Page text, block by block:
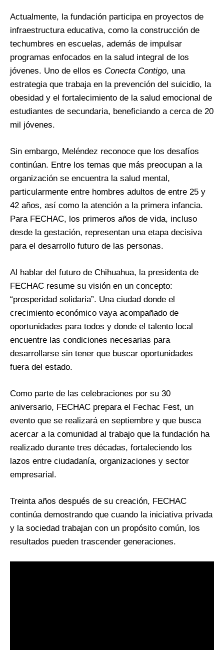
Actualmente, la fundación participa en proyectos de
infraestructura educativa, como la construcción de
techumbres en escuelas, además de impulsar
programas enfocados en la salud integral de los
jóvenes. Uno de ellos es Conecta Contigo, una
estrategia que trabaja en la prevención del suicidio, la
obesidad y el fortalecimiento de la salud emocional de
estudiantes de secundaria, beneficiando a cerca de 20
mil jóvenes.
Sin embargo, Meléndez reconoce que los desafíos
continúan. Entre los temas que más preocupan a la
organización se encuentra la salud mental,
particularmente entre hombres adultos de entre 25 y
42 años, así como la atención a la primera infancia.
Para FECHAC, los primeros años de vida, incluso
desde la gestación, representan una etapa decisiva
para el desarrollo futuro de las personas.
Al hablar del futuro de Chihuahua, la presidenta de
FECHAC resume su visión en un concepto:
“prosperidad solidaria”. Una ciudad donde el
crecimiento económico vaya acompañado de
oportunidades para todos y donde el talento local
encuentre las condiciones necesarias para
desarrollarse sin tener que buscar oportunidades
fuera del estado.
Como parte de las celebraciones por su 30
aniversario, FECHAC prepara el Fechac Fest, un
evento que se realizará en septiembre y que busca
acercar a la comunidad al trabajo que la fundación ha
realizado durante tres décadas, fortaleciendo los
lazos entre ciudadanía, organizaciones y sector
empresarial.
Treinta años después de su creación, FECHAC
continúa demostrando que cuando la iniciativa privada
y la sociedad trabajan con un propósito común, los
resultados pueden trascender generaciones.